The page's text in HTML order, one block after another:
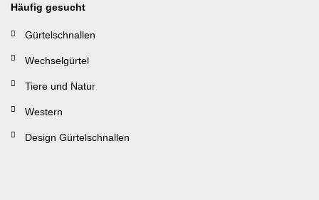
Häufig gesucht
Gürtelschnallen
Wechselgürtel
Tiere und Natur
Western
Design Gürtelschnallen